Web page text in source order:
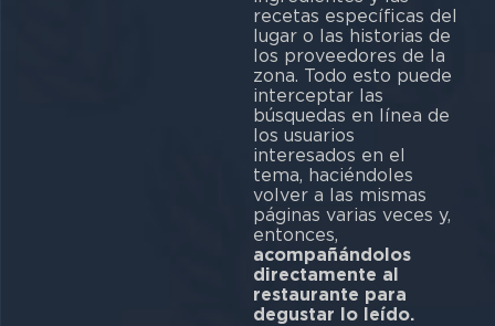
recetas específicas del
lugar o las historias de
los proveedores de la
zona. Todo esto puede
interceptar las
búsquedas en línea de
los usuarios
interesados en el
tema, haciéndoles
volver a las mismas
páginas varias veces y,
entonces,
acompañándolos
directamente al
restaurante para
degustar lo leído.